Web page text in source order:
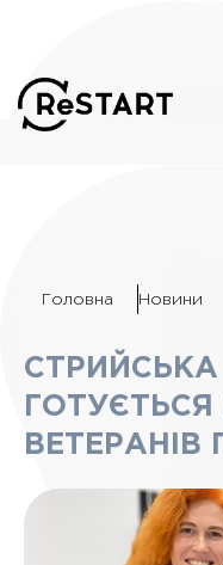
Головна Новини
ВЕТЕРАНІВ